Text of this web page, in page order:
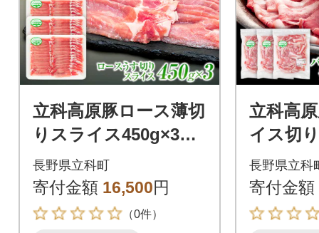
立科高原豚ロース薄切
りスライス450g×3
長野県立科町
寄付金額 16,500円
（0件）
立科高
イス切
3
長野県立科
寄付金額